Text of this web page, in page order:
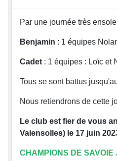
Par une journée très
Benjamin : 1 équipes
Cadet : 1 équipes : Loïc et
Tous se sont battus
Nous retiendrons de cette
Le club est fier de vous
Valensolles) le 17 juin
CHAMPIONS DE